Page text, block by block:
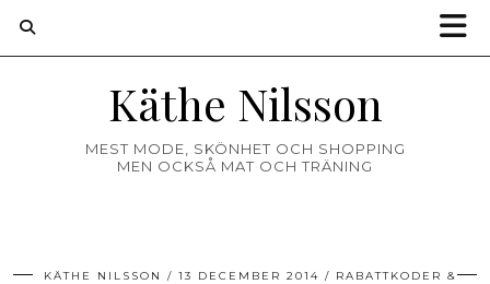
Käthe Nilsson
MEST MODE, SKÖNHET OCH SHOPPING
MEN OCKSÅ MAT OCH TRÄNING
KÄTHE NILSSON 13 DECEMBER 2014
RABATTKODER &